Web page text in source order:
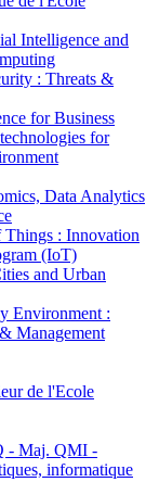
Intelligence and
: Threats &
for Business
for
Data Analytics
: Innovation
(IoT)
and Urban
Environment :
Management
de l'Ecole
- Maj. QMI -
informatique